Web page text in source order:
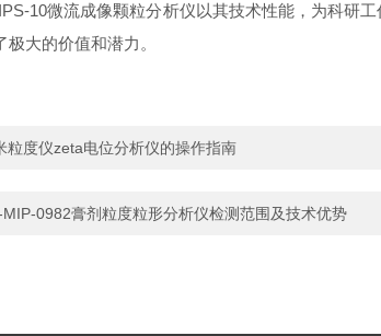
10微流成像颗粒分析仪以其技术性能，为科研工
大的价值和潜力。
粒度仪zeta电位分析仪的操作指南
MIP-0982膏剂粒度粒形分析仪检测范围及技术优势